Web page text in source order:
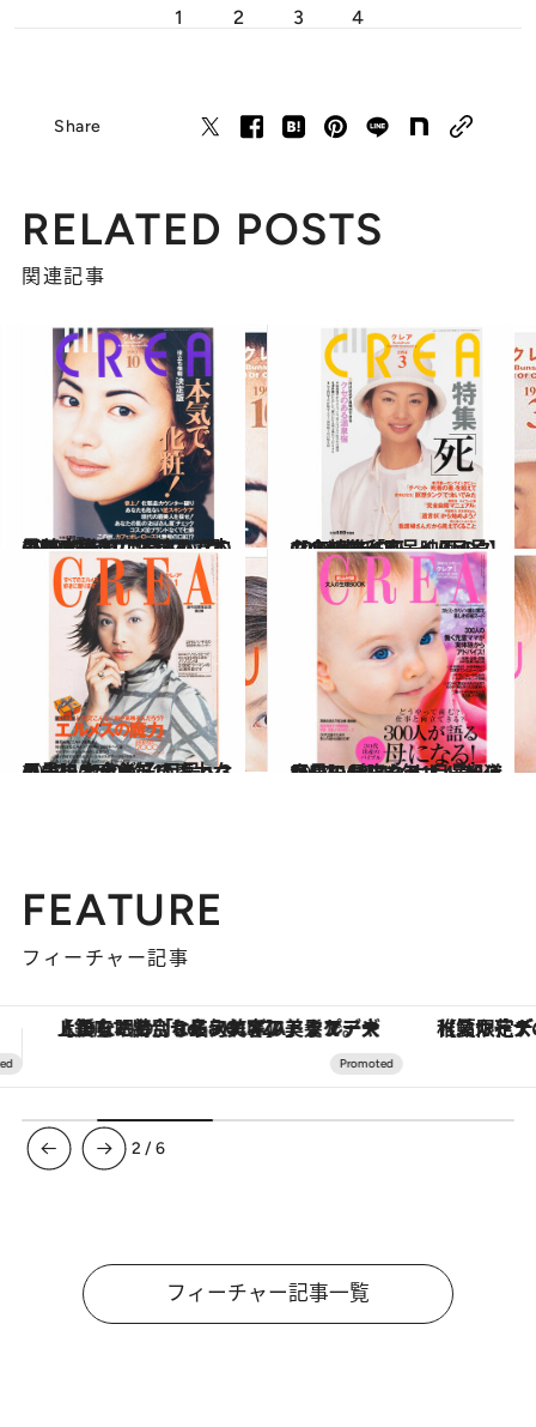
1 2 3 4
Share
RELATED POSTS
関連記事
2025.4.7
CREA表紙プレイバック【1993年10月号～12月号】本気で、化粧！、本のほんもの、ときめきの男尊女卑
カルチャー 2025.4.17
CREA表紙プレイバック【1994年1月号～3月号】お金のすべて、映画の心、特集「死」
カルチャー
2024.11.7
【CREA2000年1月号～3月号】エルメスの魔力、ますます犬が好き！、女の占い大全集
カルチャー 2024.11.7
【CREA2010年1月号～3月号】母になる！、30代からのお腹やせ、47都道府県のパワースポット
カルチャー
FEATURE
フィーチャー記事
【夏限定ディナーコース】旬を迎える稚鮎や花ズッキーニなどをイタリア・トスカーナの郷土料理の手法で満喫！
3 /6
フィーチャー記事一覧